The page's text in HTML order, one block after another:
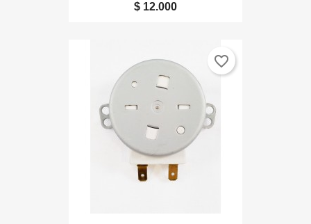
$ 12.000
favorite_border